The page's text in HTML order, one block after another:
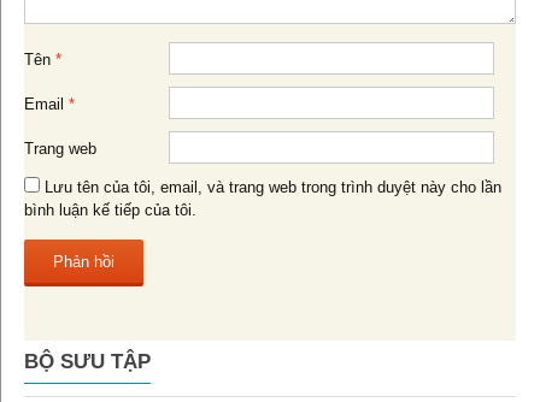
Tên *
Email *
Trang web
Lưu tên của tôi, email, và trang web trong trình duyệt này cho lần
bình luận kế tiếp của tôi.
BỘ SƯU TẬP